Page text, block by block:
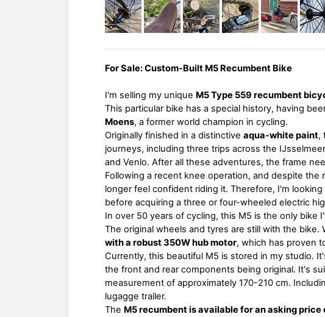
For Sale: Custom-Built M5 Recumbent Bike
I'm selling my unique M5 Type 559 recumbent
This particular bike has a special history, having
Moens, a former world champion in cycling.
Originally finished in a distinctive aqua-white paint,
journeys, including three trips across the
and Venlo. After all these adventures, the frame
Following a recent knee operation, and despite the
longer feel confident riding it. Therefore, I'm
before acquiring a three or four-wheeled electric
In over 50 years of cycling, this M5 is the only bike
The original wheels and tyres are still with the bike.
with a robust 350W hub motor, which has proven
Currently, this beautiful M5 is stored in my studio.
the front and rear components being original. It's
measurement of approximately 170-210 cm.
lugagge trailer.
The M5 recumbent is available for an asking